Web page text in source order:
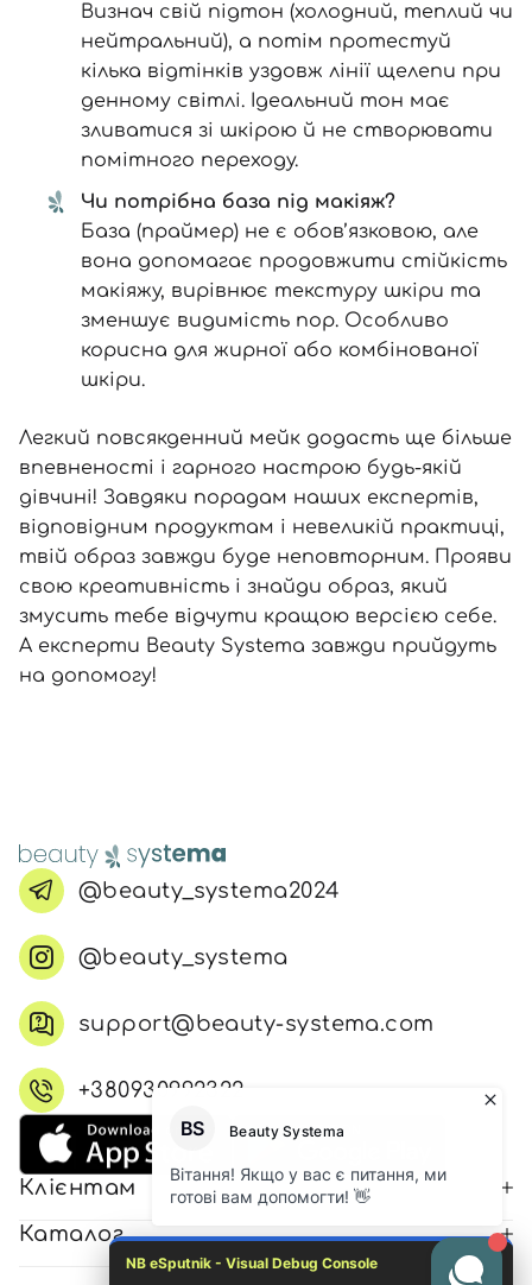
Визнач свій підтон (холодний, теплий чи
нейтральний), а потім протестуй
кілька відтінків уздовж лінії щелепи при
денному світлі. Ідеальний тон має
зливатися зі шкірою й не створювати
помітного переходу.
Чи потрібна база під макіяж?
База (праймер) не є обов’язковою, але
вона допомагає продовжити стійкість
макіяжу, вирівнює текстуру шкіри та
зменшує видимість пор. Особливо
корисна для жирної або комбінованої
шкіри.
Легкий повсякденний мейк додасть ще більше
впевненості і гарного настрою будь-якій
дівчині! Завдяки порадам наших експертів,
відповідним продуктам і невеликій практиці,
твій образ завжди буде неповторним. Прояви
свою креативність і знайди образ, який
змусить тебе відчути кращою версією себе.
А експерти Beauty Systema завжди прийдуть
на допомогу!
@beauty_systema2024
@beauty_systema
support@beauty-systema.com
+380930992322
Клієнтам
Каталог
NB eSputnik - Visual Debug Console